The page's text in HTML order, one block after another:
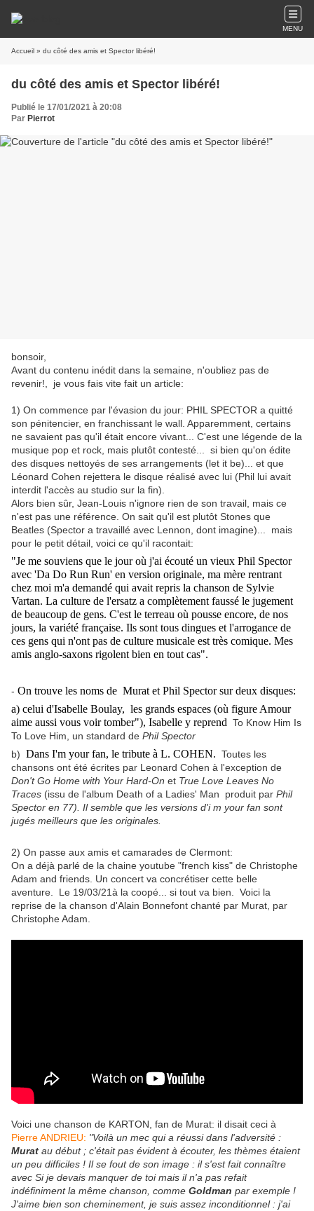
MENU
Accueil » du côté des amis et Spector libéré!
du côté des amis et Spector libéré!
Publié le 17/01/2021 à 20:08
Par Pierrot
bonsoir,
Avant du contenu inédit dans la semaine, n'oubliez pas de
revenir!, je vous fais vite fait un article:
1) On commence par l'évasion du jour: PHIL SPECTOR a quitté
son pénitencier, en franchissant le wall. Apparemment, certains
ne savaient pas qu'il était encore vivant... C'est une légende de la
musique pop et rock, mais plutôt contesté... si bien qu'on édite
des disques nettoyés de ses arrangements (let it be)... et que
Léonard Cohen rejettera le disque réalisé avec lui (Phil lui avait
interdit l'accès au studio sur la fin).
Alors bien sûr, Jean-Louis n'ignore rien de son travail, mais ce
n'est pas une référence. On sait qu'il est plutôt Stones que
Beatles (Spector a travaillé avec Lennon, dont imagine)... mais
pour le petit détail, voici ce qu'il racontait:
"Je me souviens que le jour où j'ai écouté un vieux Phil Spector
avec 'Da Do Run Run' en version originale, ma mère rentrant
chez moi m'a demandé qui avait repris la chanson de Sylvie
Vartan. La culture de l'ersatz a complètement faussé le jugement
de beaucoup de gens. C'est le terreau où pousse encore, de nos
jours, la variété française. Ils sont tous dingues et l'arrogance de
ces gens qui n'ont pas de culture musicale est très comique. Mes
amis anglo-saxons rigolent bien en tout cas".
- On trouve les noms de Murat et Phil Spector sur deux disques:
a) celui d'Isabelle Boulay, les grands espaces (où figure Amour
aime aussi vous voir tomber"), Isabelle y reprend To Know Him Is
To Love Him, un standard de Phil Spector
b) Dans I'm your fan, le tribute à L. COHEN. Toutes les
chansons ont été écrites par Leonard Cohen à l'exception de
Don't Go Home with Your Hard-On et True Love Leaves No
Traces (issu de l'album Death of a Ladies' Man produit par Phil
Spector en 77). Il semble que les versions d'i m your fan sont
jugés meilleurs que les originales.
2) On passe aux amis et camarades de Clermont:
On a déjà parlé de la chaine youtube "french kiss" de Christophe
Adam and friends. Un concert va concrétiser cette belle
aventure. Le 19/03/21à la coopé... si tout va bien. Voici la
reprise de la chanson d'Alain Bonnefont chanté par Murat, par
Christophe Adam.
Voici une chanson de KARTON, fan de Murat: il disait ceci à
Pierre ANDRIEU: "Voilà un mec qui a réussi dans l'adversité :
Murat au début ; c'était pas évident à écouter, les thèmes étaient
un peu difficiles ! Il se fout de son image : il s'est fait connaître
avec Si je devais manquer de toi mais il n'a pas refait
indéfiniment la même chanson, comme Goldman par exemple !
J'aime bien son cheminement, je suis assez inconditionnel : j'ai